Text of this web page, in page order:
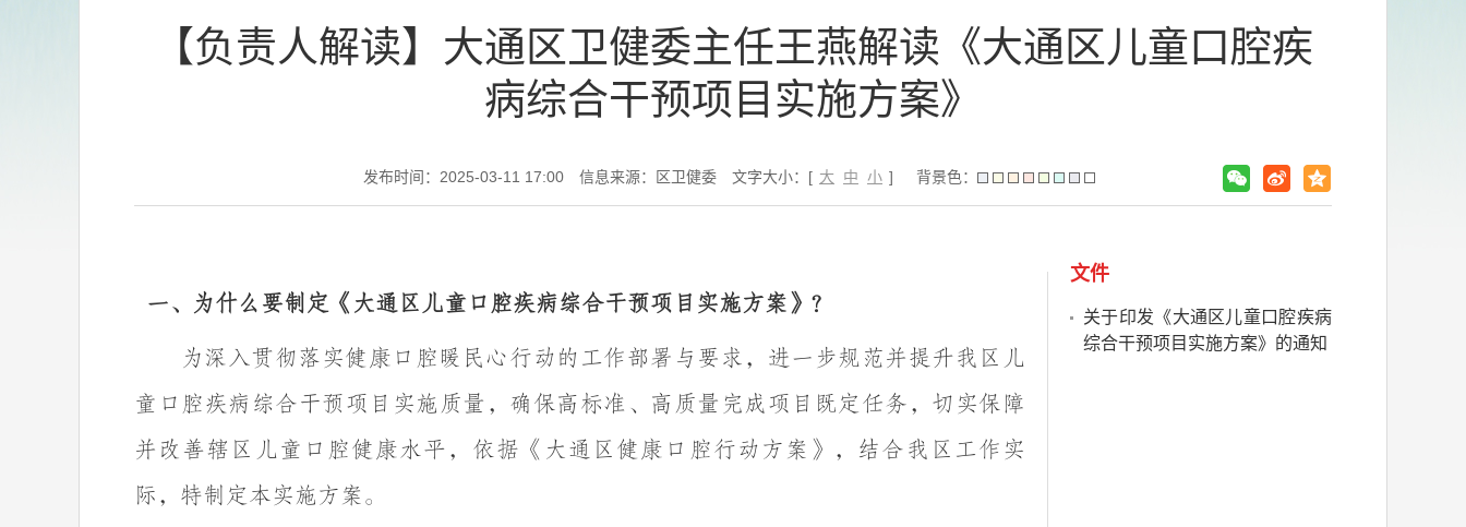
【负责人解读】大通区卫健委主任王燕解读《大通区儿童口腔疾
病综合干预项目实施方案》
发布时间：2025-03-11 17:00 信息来源：区卫健委 文字大小：[ 大 中 小 ] 背景色：
一、为什么要制定 《大通区儿童口腔疾病综合干预项目实施方案》 ？
为深入贯彻落实健康口腔暖民 心行动的工作部署与要求，进一步规范并提升我区儿
童口腔疾病综合干预项目实施质量，确保高标准、高质量完成项目既定任务，切实保障
并改善辖区儿童口腔健康水平，依据《大通区健康口腔行动方案》，结合我区工作实
际，特制定本实施方案。
文件
关于印发《大通区儿童口腔疾病
综合干预项目实施方案》的通知